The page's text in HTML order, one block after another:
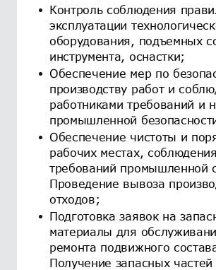
Контроль соблюдения
эксплуатации
оборудования, подъемных
инструмента, оснастки;
Обеспечение мер по
производству работ и
работниками требований и
промышленной
Обеспечение чистоты и
рабочих местах, соблюдения
требований промышленной
Проведение вывоза
отходов;
Подготовка заявок на
материалы для
ремонта подвижного
Получение запасных частей